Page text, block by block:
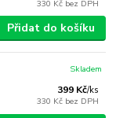
330 Kč bez DPH
Přidat do košíku
399 Kč/ks
330 Kč bez DPH
Skladem